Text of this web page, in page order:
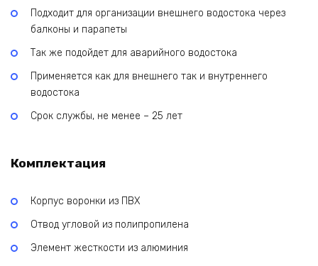
Подходит для организации внешнего водостока через
балконы и парапеты
Так же подойдет для аварийного водостока
Применяется как для внешнего так и внутреннего
водостока
Срок службы, не менее – 25 лет
Комплектация
Корпус воронки из ПВХ
Отвод угловой из полипропилена
Элемент жесткости из алюминия